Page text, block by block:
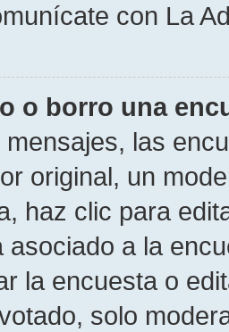
con La
o borro una
las
original, un
haz clic para
asociado a la
la encuesta o
solo